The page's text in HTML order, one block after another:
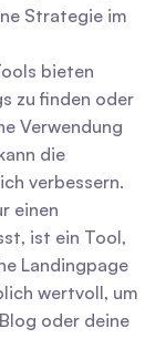
Strategie im
bieten
zu finden oder
Verwendung
die
verbessern.
einen
ist ein Tool,
Landingpage
wertvoll, um
oder deine